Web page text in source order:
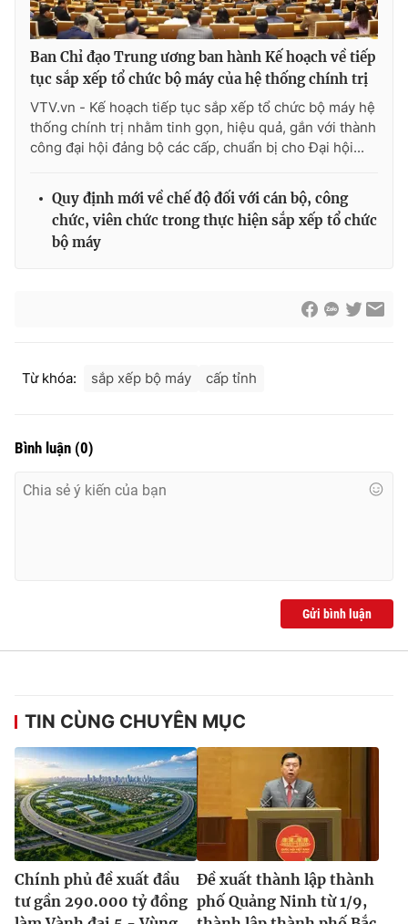
Ban Chỉ đạo Trung ương ban hành Kế hoạch về tiếp
tục sắp xếp tổ chức bộ máy của hệ thống chính trị
VTV.vn - Kế hoạch tiếp tục sắp xếp tổ chức bộ máy hệ
thống chính trị nhằm tinh gọn, hiệu quả, gắn với thành
công đại hội đảng bộ các cấp, chuẩn bị cho Đại hội...
Quy định mới về chế độ đối với cán bộ, công
chức, viên chức trong thực hiện sắp xếp tổ chức
bộ máy
Từ khóa: sắp xếp bộ máy cấp tỉnh
Bình luận (0)
Gửi bình luận
TIN CÙNG CHUYÊN MỤC
Chính phủ đề xuất đầu
tư gần 290.000 tỷ đồng
Đề xuất thành lập thành
phố Quảng Ninh từ 1/9,